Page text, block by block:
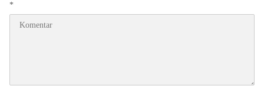
*